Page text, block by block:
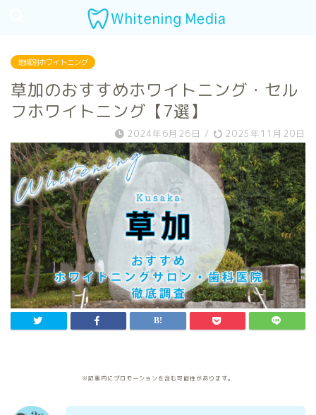
地域別ホワイトニング
草加のおすすめホワイトニング・セル
フホワイトニング【7選】
2024年6月26日 / 2025年11月20日
※記事内にプロモーションを含む可能性があります。